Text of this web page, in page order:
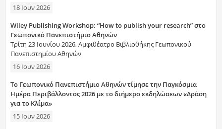
18 Ιουν 2026
Wiley Publishing Workshop: “How to publish your research” στο
Γεωπονικό Πανεπιστήμιο Αθηνών
Τρίτη 23 Ιουνίου 2026, Αμφιθέατρο Βιβλιοθήκης Γεωπονικού
Πανεπιστημίου Αθηνών
16 Ιουν 2026
Το Γεωπονικό Πανεπιστήμιο Αθηνών τίμησε την Παγκόσμια
Ημέρα Περιβάλλοντος 2026 με το διήμερο εκδηλώσεων «Δράση
για το Κλίμα»
15 Ιουν 2026